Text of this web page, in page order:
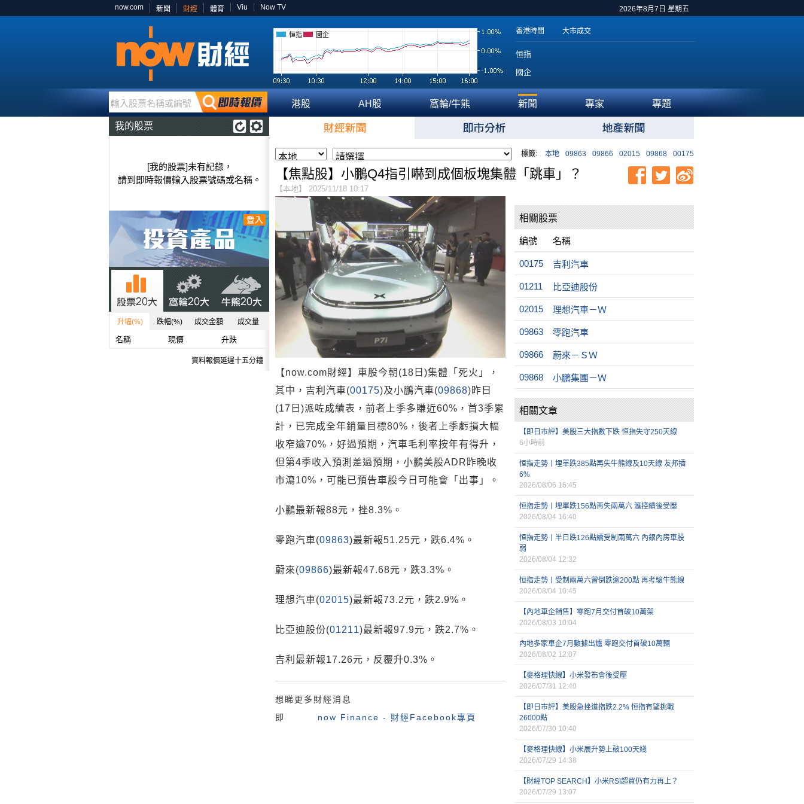
2026年8月7日 星期五
now.com 新聞 財經 體育 Viu Now TV
恒指 國企 香港時間 大市成交
恒指
國企
輸入股票名稱或編號 港股 AH股 窩輪/牛熊 新聞 專家 專題
我的股票
[我的股票]未有記錄，
請到即時報價輸入股票號碼或名稱。
升幅(%) 跌幅(%) 成交金額 成交量
名稱 現價 升跌
資料報價延遲十五分鐘
標籤: 本地 09863 09866 02015 09868 00175
【焦點股】小鵬Q4指引嚇到成個板塊集體「跳車」？
【本地】 2025/11/18 10:17
【now.com財經】車股今朝(18日)集體「死火」，
其中，吉利汽車(00175)及小鵬汽車(09868)昨日
(17日)派咗成績表，前者上季多賺近60%，首3季累
計，已完成全年銷量目標80%，後者上季虧損大幅
收窄逾70%，好過預期，汽車毛利率按年有得升，
但第4季收入預測差過預期，小鵬美股ADR昨晚收
市瀉10%，可能已預告車股今日可能會「出事」。
小鵬最新報88元，挫8.3%。
零跑汽車(09863)最新報51.25元，跌6.4%。
蔚來(09866)最新報47.68元，跌3.3%。
理想汽車(02015)最新報73.2元，跌2.9%。
比亞迪股份(01211)最新報97.9元，跌2.7%。
吉利最新報17.26元，反覆升0.3%。
想睇更多財經消息
即
now Finance - 財經Facebook專頁
相關股票
編號 名稱
00175 吉利汽車
01211 比亞迪股份
02015 理想汽車－Ｗ
09863 零跑汽車
09866 蔚來－ＳＷ
09868 小鵬集團－Ｗ
相關文章
【即日市評】美股三大指數下跌 恒指失守250天線
6小時前
恒指走勢丨埋單跌385點再失牛熊線及10天線 友邦插
6%
2026/08/06 16:45
恒指走勢丨埋單跌156點再失兩萬六 滙控績後受壓
2026/08/04 16:40
恒指走勢丨半日跌126點續受制兩萬六 內銀內房車股
弱
2026/08/04 12:32
恒指走勢丨受制兩萬六曾倒跌逾200點 再考驗牛熊線
2026/08/04 10:45
【內地車企銷售】零跑7月交付首破10萬架
2026/08/03 10:04
內地多家車企7月數據出爐 零跑交付首破10萬輛
2026/08/02 12:07
【麥格理快線】小米發布會後受壓
2026/07/31 12:40
【即日市評】美股急挫道指跌2.2% 恒指有望挑戰
26000點
2026/07/30 10:40
【麥格理快線】小米展升勢上破100天綫
2026/07/29 14:38
【財經TOP SEARCH】小米RSI超買仍有力再上？
2026/07/29 13:07